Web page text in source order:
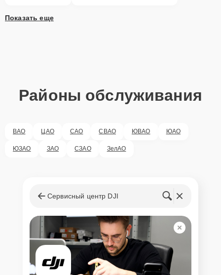
Показать еще
Районы обслуживания
ВАО ЦАО САО СВАО ЮВАО ЮАО
ЮЗАО ЗАО СЗАО ЗелАО
Сервисный центр DJI